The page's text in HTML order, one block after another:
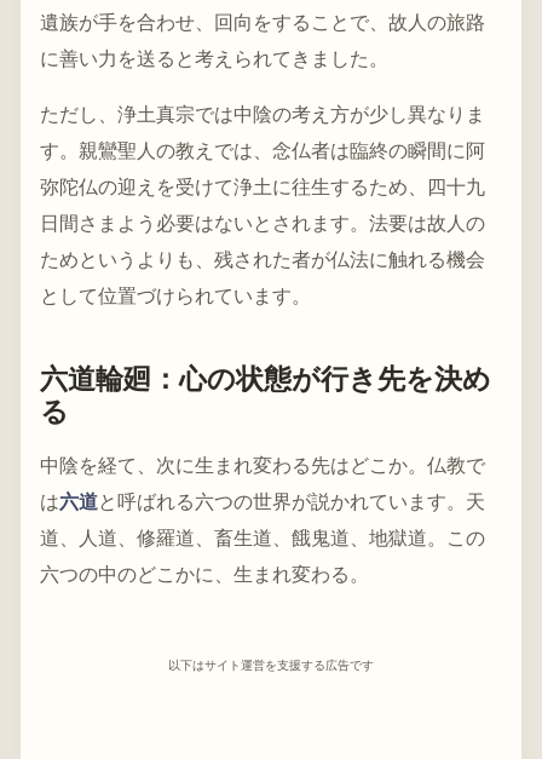
遺族が手を合わせ、回向をすることで、故人の旅路
に善い力を送ると考えられてきました。
ただし、浄土真宗では中陰の考え方が少し異なりま
す。親鸞聖人の教えでは、念仏者は臨終の瞬間に阿
弥陀仏の迎えを受けて浄土に往生するため、四十九
日間さまよう必要はないとされます。法要は故人の
ためというよりも、残された者が仏法に触れる機会
として位置づけられています。
六道輪廻：心の状態が行き先を決め
る
中陰を経て、次に生まれ変わる先はどこか。仏教で
は六道と呼ばれる六つの世界が説かれています。天
道、人道、修羅道、畜生道、餓鬼道、地獄道。この
六つの中のどこかに、生まれ変わる。
以下はサイト運営を支援する広告です